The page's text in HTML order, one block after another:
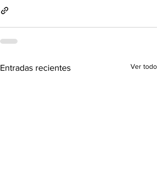
Entradas recientes Ver todo